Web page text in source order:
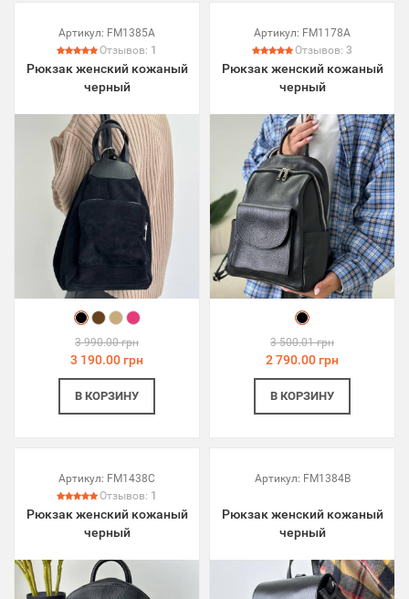
Артикул: FM1385A
Отзывов: 1
Рюкзак женский кожаный
черный
3 990.00 грн
3 190.00 грн
В КОРЗИНУ
Артикул: FM1178A
Отзывов: 3
Рюкзак женский кожаный
черный
3 500.01 грн
2 790.00 грн
В КОРЗИНУ
Артикул: FM1438C
Отзывов: 1
Рюкзак женский кожаный
черный
Артикул: FM1384B
Рюкзак женский кожаный
черный